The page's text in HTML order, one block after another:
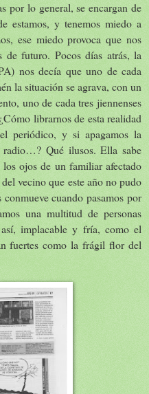
por lo general, se encargan de
estamos, y tenemos miedo a
ese miedo provoca que nos
de futuro. Pocos días atrás, la
nos decía que uno de cada
la situación se agrava, con un
uno de cada tres jiennenses
librarnos de esta realidad
periódico, y si apagamos la
Qué ilusos. Ella sabe
ojos de un familiar afectado
vecino que este año no pudo
cuando pasamos por
una multitud de personas
implacable y fría, como el
fuertes como la frágil flor del